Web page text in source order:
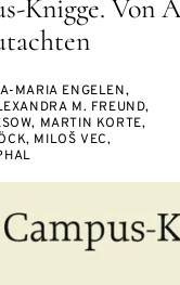
Knigge. Von
MARIA ENGELEN,
M. FREUND,
MARTIN KORTE,
MILOŠ VEC,